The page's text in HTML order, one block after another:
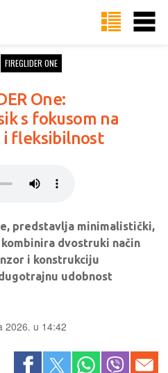
FIREGLIDER ONE
One:
s fokusom na
i fleksibilnost
predstavlja minimalistički,
dvostruki način
i konstrukciju
udobnost
2026. u 14:42